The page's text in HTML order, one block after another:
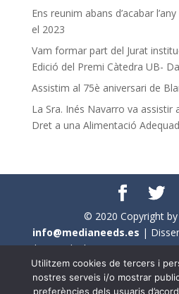
Ens reunim abans d’acabar
el 2023
Vam formar part del Jurat
Edició del Premi Càtedra UB-
Assistim al 75è aniversari de
La Sra. Inés Navarro va assistir
Dret a una Alimentació
© 2020 Copyright
info@medianeeds.es |
| Tots els drets reservats a
Avís per
Utilitzem cookies de tercers i
nostres serveis i/o mostrar
preferències dels usuaris